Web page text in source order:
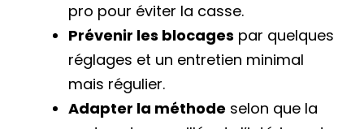
pro pour éviter la casse.
Prévenir les blocages par quelques
réglages et un entretien minimal
mais régulier.
Adapter la méthode selon que la